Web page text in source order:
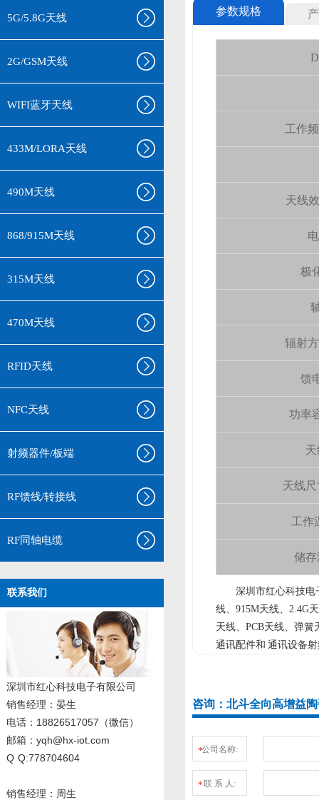
5G/5.8G天线
2G/GSM天线
WIFI蓝牙天线
433M/LORA天线
490M天线
868/915M天线
315M天线
470M天线
RFID天线
NFC天线
射频器件/板端
RF馈线/转接线
RF同轴电缆
联系我们
深圳市红心科技电子有限公司
销售经理 ：晏生
电话：18826517057（微信）
邮箱：yqh@hx-iot.com
Q Q:778704604
销售经理：周生
参数规格
工作
天线
极
辐射
馈
功率
天
天线尺
工作
储存
深圳市红心科技电
线、915M天线、2.4G
天线、PCB天线、弹
通讯配件和 通讯设备
咨询：北斗全向高增益
*公司名称:
*联 系 人: